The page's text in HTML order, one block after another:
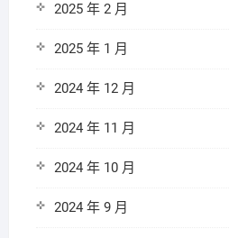
2025 年 2 月
2025 年 1 月
2024 年 12 月
2024 年 11 月
2024 年 10 月
2024 年 9 月